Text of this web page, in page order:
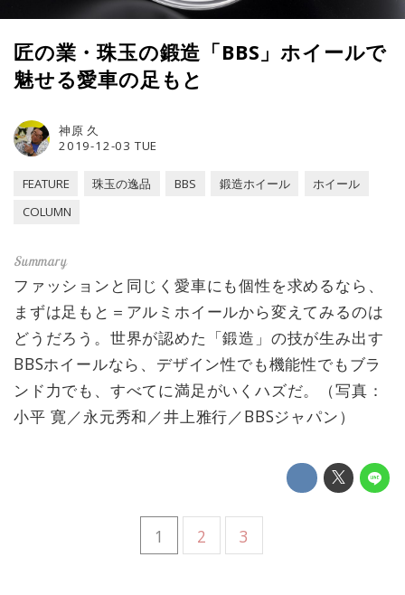
匠の業・珠玉の鍛造「BBS」ホイールで
魅せる愛車の足もと
2019-12-03 TUE
神原 久
FEATURE 珠玉の逸品 BBS 鍛造ホイール
ホイール
COLUMN
ファッションと同じく愛車にも個性を求めるなら、
まずは足もと＝アルミホイールから変えてみるのは
どうだろう。世界が認めた「鍛造」の技が生み出す
BBSホイールなら、デザイン性でも機能性でもブラ
ンド力でも、すべてに満足がいくハズだ。（写真：
小平 寛／永元秀和／井上雅行／BBSジャパン）
1 2 3